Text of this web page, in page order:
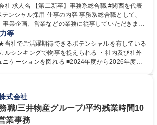
関西を代表
内容 事務系総合職として、
事業企画、営業などの業務に従事していただきま
】■所属事業部の勤労業務 ■海外に関係する各種業
業 【キャリアパス】入社後の配属
活躍頂いた後、本人の適性及び将来のキャリアを
ョンを行います。 【育成】OJTでの現場育成や研
テンシャル採用
等
当社でご活躍期待できるポテンシャルを有している
ルシンキングで物事を捉えられる ・社内及び社外
を図れる ■2024年度から2026年度ま
キュリティの不安定化や気候変動による自然災害の
上に社会課題解決の重要性が高まっています。
に向けて持続可能な社会の実現に貢献してまいりま
：大学院 大学 語学力： 資格：
式会社
職/三井物産グループ/平均残業時間10
業事務